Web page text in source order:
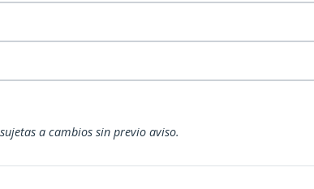
a cambios sin previo aviso.